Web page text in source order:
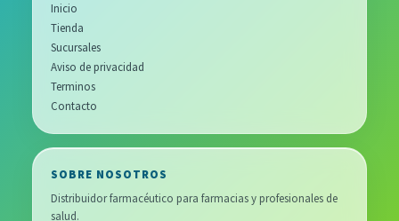
Inicio
Tienda
Sucursales
Aviso de privacidad
Terminos
Contacto
SOBRE NOSOTROS
Distribuidor farmacéutico para farmacias y profesionales de
salud.